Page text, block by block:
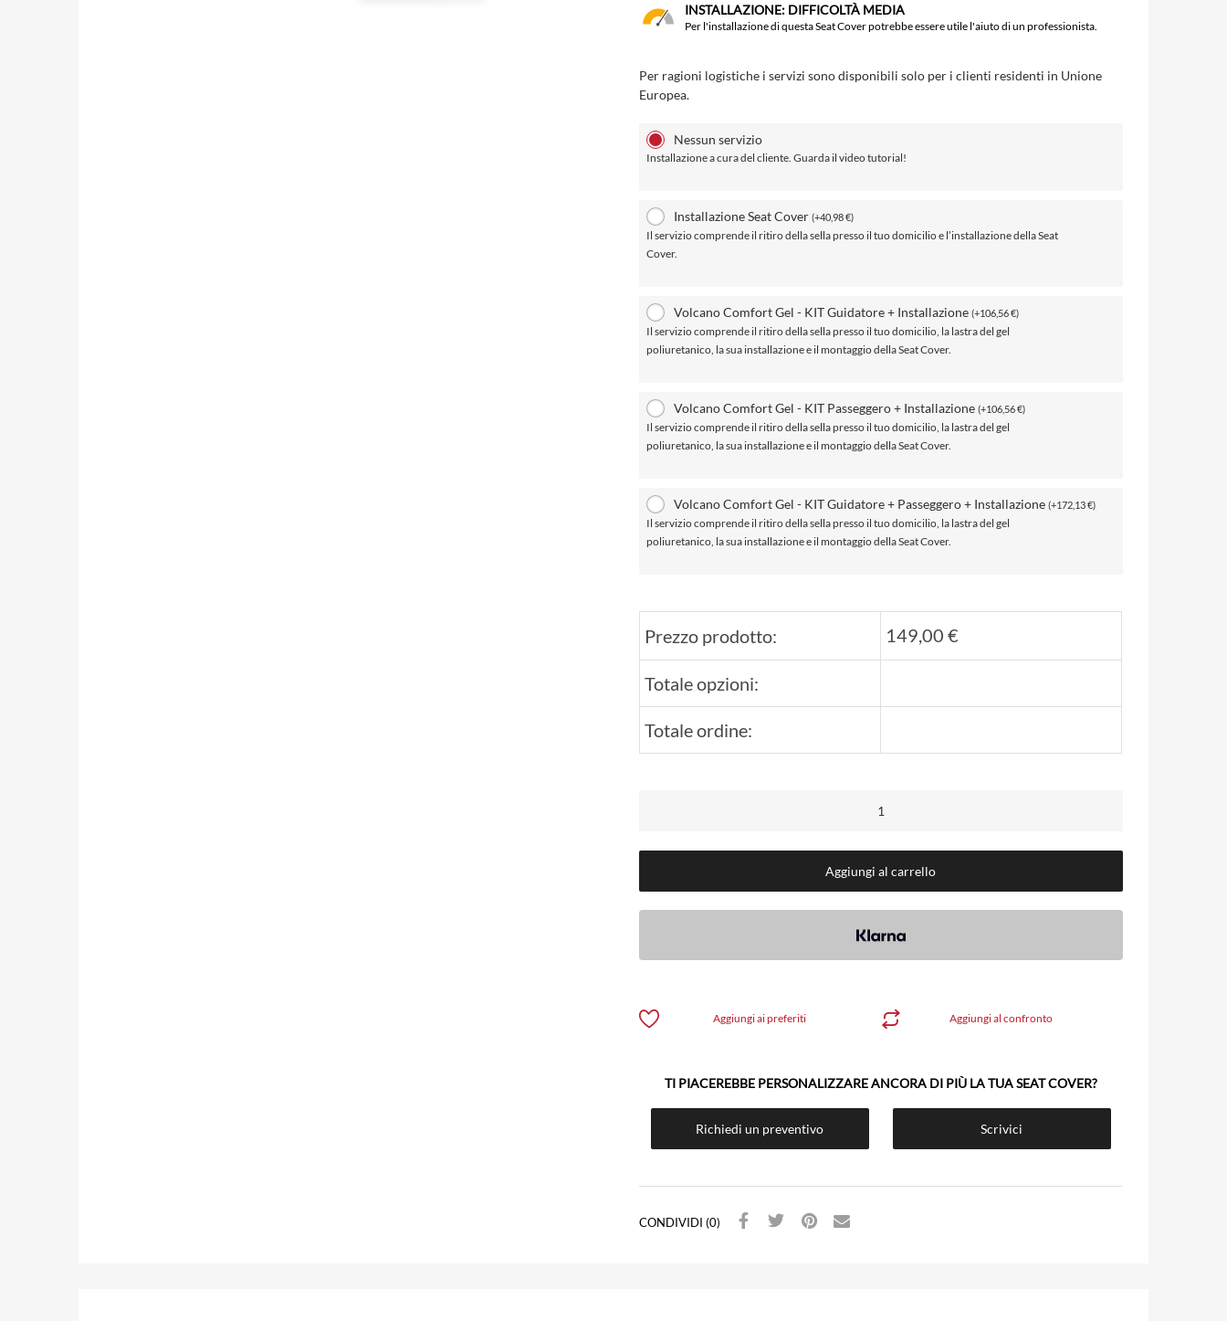
INSTALLAZIONE: DIFFICOLTÀ MEDIA
Per l'installazione di questa Seat Cover potrebbe essere utile l'aiuto di un professionista.
Per ragioni logistiche i servizi sono disponibili solo per i clienti residenti in Unione
Europea.
Nessun servizio
Installazione a cura del cliente. Guarda il video tutorial!
Installazione Seat Cover (+40,98€)
Il servizio comprende il ritiro della sella presso il tuo domicilio e l’installazione della Seat
Cover.
Volcano Comfort Gel - KIT Guidatore + Installazione (+106,56€)
Il servizio comprende il ritiro della sella presso il tuo domicilio, la lastra del gel
poliuretanico, la sua installazione e il montaggio della Seat Cover.
Volcano Comfort Gel - KIT Passeggero + Installazione (+106,56€)
Il servizio comprende il ritiro della sella presso il tuo domicilio, la lastra del gel
poliuretanico, la sua installazione e il montaggio della Seat Cover.
Volcano Comfort Gel - KIT Guidatore + Passeggero + Installazione (+172,13€)
Il servizio comprende il ritiro della sella presso il tuo domicilio, la lastra del gel
poliuretanico, la sua installazione e il montaggio della Seat Cover.
Prezzo prodotto: 149,00 €
Totale opzioni:
Totale ordine:
Aggiungi al carrello
Aggiungi al confronto
Aggiungi ai preferiti
TI PIACEREBBE PERSONALIZZARE ANCORA DI PIÙ LA TUA SEAT COVER?
Richiedi un preventivo Scrivici
CONDIVIDI (0)